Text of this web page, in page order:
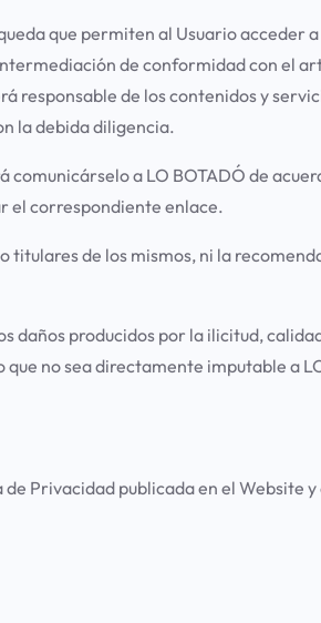
que permiten al Usuario acceder
de conformidad con el
responsable de los contenidos y
la debida diligencia.
comunicárselo a LO BOTADÓ de
el correspondiente enlace.
titulares de los mismos, ni la
daños producidos por la ilicitud,
no sea directamente imputable a
Privacidad publicada en el Website